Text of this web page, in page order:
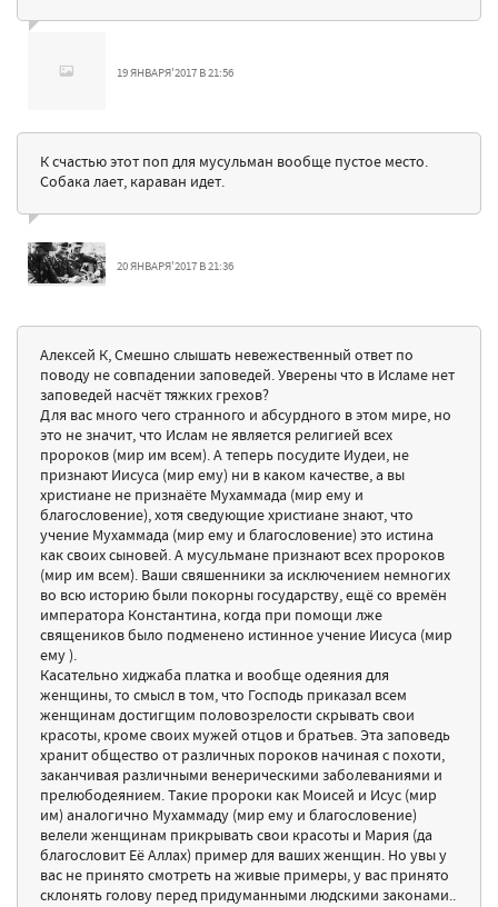
19 ЯНВАРЯ'2017 В 21:56
К счастью этот поп для мусульман вообще пустое место.
Собака лает, караван идет.
20 ЯНВАРЯ'2017 В 21:36
Алексей К, Смешно слышать невежественный ответ по
поводу не совпадении заповедей. Уверены что в Исламе нет
заповедей насчёт тяжких грехов?
Для вас много чего странного и абсурдного в этом мире, но
это не значит, что Ислам не является религией всех
пророков (мир им всем). А теперь посудите Иудеи, не
признают Иисуса (мир ему) ни в каком качестве, а вы
христиане не признаёте Мухаммада (мир ему и
благословение), хотя сведующие христиане знают, что
учение Мухаммада (мир ему и благословение) это истина
как своих сыновей. А мусульмане признают всех пророков
(мир им всем). Ваши свяшенники за исключением немногих
во всю историю были покорны государству, ещё со времён
императора Константина, когда при помощи лже
священиков было подменено истинное учение Иисуса (мир
ему ).
Касательно хиджаба платка и вообще одеяния для
женщины, то смысл в том, что Господь приказал всем
женщинам достигщим половозрелости скрывать свои
красоты, кроме своих мужей отцов и братьев. Эта заповедь
хранит общество от различных пороков начиная с похоти,
заканчивая различными венерическими заболеваниями и
прелюбодеянием. Такие пророки как Моисей и Исус (мир
им) аналогично Мухаммаду (мир ему и благословение)
велели женщинам прикрывать свои красоты и Мария (да
благословит Её Аллах) пример для ваших женщин. Но увы у
вас не принято смотреть на живые примеры, у вас принято
склонять голову перед придуманными людскими законами..